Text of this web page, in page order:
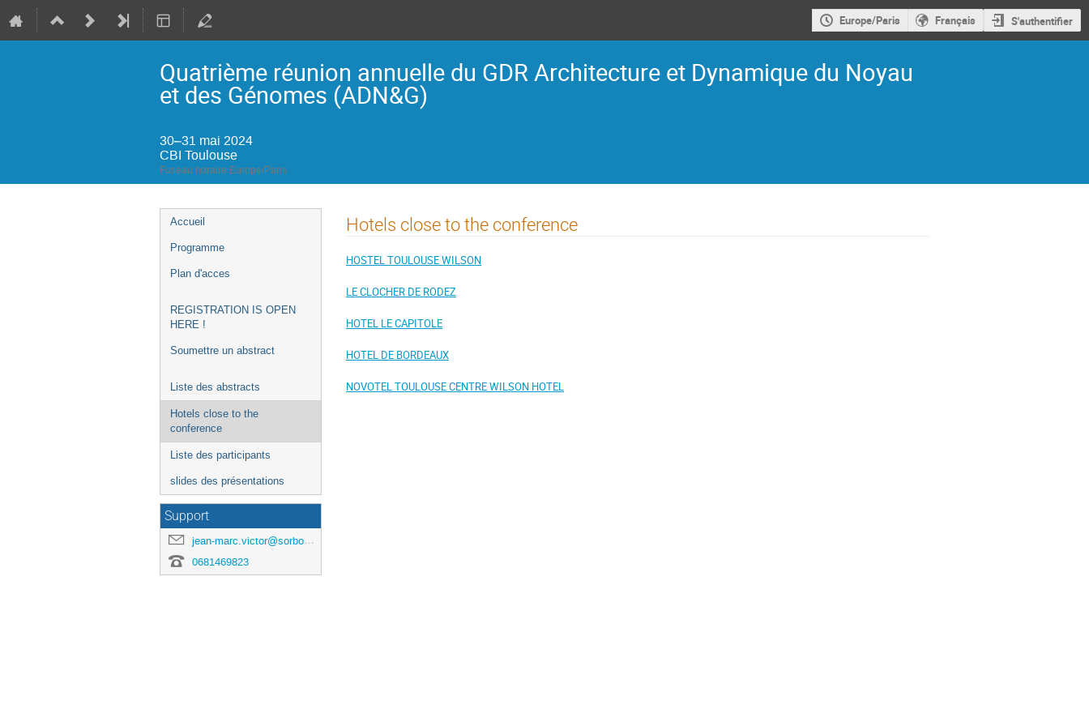
Europe/Paris Français S'authentifier
Quatrième réunion annuelle du GDR Architecture et Dynamique du Noyau
et des Génomes (ADN&G)
30–31 mai 2024
CBI Toulouse
Fuseau horaire Europe/Paris
Menu
de
Accueil
Programme
Plan d'acces
REGISTRATION IS OPEN
HERE !
Soumettre un abstract
Liste des abstracts
Hotels close to the
conference
Liste des participants
slides des présentations
Support
jean-marc.victor@sorbonne-universite.fr
0681469823
Hotels close to the conference
HOSTEL TOULOUSE WILSON
LE CLOCHER DE RODEZ
HOTEL LE CAPITOLE
HOTEL DE BORDEAUX
NOVOTEL TOULOUSE CENTRE WILSON HOTEL